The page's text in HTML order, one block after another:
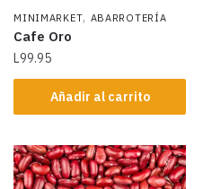
MINIMARKET, ABARROTERÍA
Cafe Oro
L99.95
Añadir al carrito